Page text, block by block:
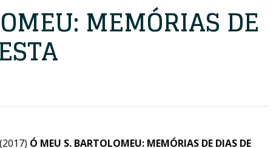
MEMÓRIAS DE
Ó MEU S. BARTOLOMEU: MEMÓRIAS DE DIAS DE